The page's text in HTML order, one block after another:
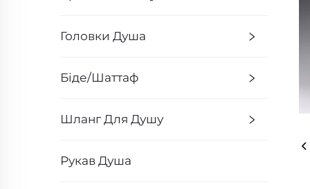
Головки Душа
Біде/Шаттаф
Шланг Для Душу
Рукав Душа